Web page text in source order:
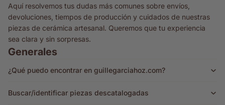
Aquí resolvemos tus dudas más comunes sobre envíos,
devoluciones, tiempos de producción y cuidados de nuestras
piezas de cerámica artesanal. Queremos que tu experiencia
sea clara y sin sorpresas.
Generales
¿Qué puedo encontrar en guillegarciahoz.com?
Buscar/identificar piezas descatalogadas